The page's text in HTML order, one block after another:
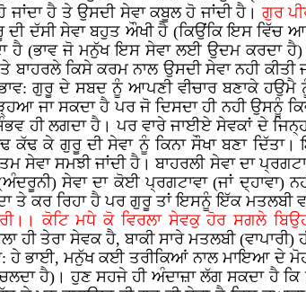
ਹੈ ਤੇ ਉਸਦੀ ਸੇਵਾ ਕਬੂਲ ਹੋ ਜਾਂਦੀ ਹੈ। ਗੁਰ
ਦੀ ਦੱਸੀ ਸੇਵਾ ਬਹੁਤ ਔਖੀ ਹੈ (ਕਿਉਂਕਿ ਇਸ
ਹੈ (ਭਾਵ ਜੋ ਮਨੁੱਖ ਇਸ ਸੇਵਾ ਲਈ ਉਦਮ ਕਰਦਾ
ਕਿਸੇ ਕਰਮ ਨਾਲ ਉਸਦੀ ਸੇਵਾ ਨਹੀ
ਗੁਰੂ ਦੇ ਸਬਦ ਨੂੰ ਆਪਣੀ ਵੀਚਾਰ ਬਣਾਕੇ ਹਉਮੈ
ਜਾ ਸਕਦਾ ਹੈ ਪਰ ਜੋ ਦਿਸਦਾ ਹੀ ਨਹੀ ਉਸਨੂੰ
ਹੀ ਲਗਦਾ ਹੈ। ਪਰ ਵਾਰੇ ਜਾਈਏ ਸੇਵਕਾਂ ਦੇ
ਕੱਢ ਕੇ ਗੁਰੂ ਦੀ ਸੇਵਾ ਨੂੰ ਕਿਨਾ ਸੌਖਾ ਬਣਾ
ਸੇਵਾ ਸਮਝੀ ਜਾਂਦੀ ਹੈ। ਬਾਹਰਲੀ ਸੇਵਾ ਦਾ
ਸੇਵਾ ਦਾ ਕੋਈ ਪ੍ਰਗਟਾਵਾ (ਜਾਂ
ਤੇ ਕਰ ਰਿਹਾ ਹੈ ਪਰ ਗੁਰੂ ਤਾਂ ਇਸਨੂੰ ਇੱਕ ਮਤਲਬੀ
ਕੋਟਿ ਮਧੇ ਕੋ ਵਿਰਲਾ ਸੇਵਕੁ ਹੋਰ ਸਗਲੇ
ਤੇਰਾ ਸੇਵਕ ਹੈ, ਬਾਕੀ ਸਾਰੇ ਮਤਲਬੀ (ਵਾਪਾਰੀ)
ਹੇ ਭਾਈ, ਮਨੁੱਖ ਕਈ ਤਰੀਕਿਆਂ ਨਾਲ ਮਾਇਆ ਦੇ
ਹੈ)। ਹੁਣ ਸਹਜੇ ਹੀ ਅੰਦਾਜ਼ਾ ਲੱਗ ਸਕਦਾ ਹੈ